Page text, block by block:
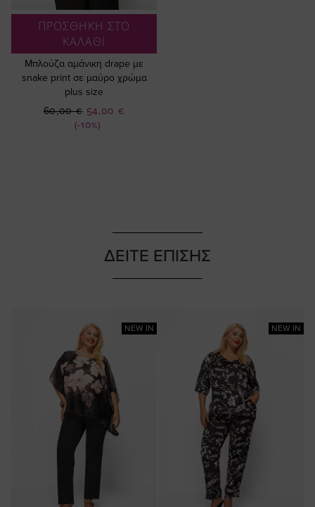
ΠΡΟΣΘΗΚΗ ΣΤΟ
ΚΑΛΑΘΙ
Μπλούζα αμάνικη drape με
snake print σε μαύρο χρώμα
plus size
(-10%)
Ειδική
Τιμή
54,00 €
60,00 €
NEW IN NEW IN
ΔΕΙΤΕ ΕΠΙΣΗΣ